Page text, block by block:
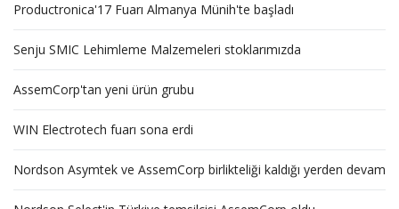
Productronica'17 Fuarı Almanya Münih'te başladı
Senju SMIC Lehimleme Malzemeleri stoklarımızda
AssemCorp'tan yeni ürün grubu
WIN Electrotech fuarı sona erdi
Nordson Asymtek ve AssemCorp birlikteliği kaldığı yerden devam